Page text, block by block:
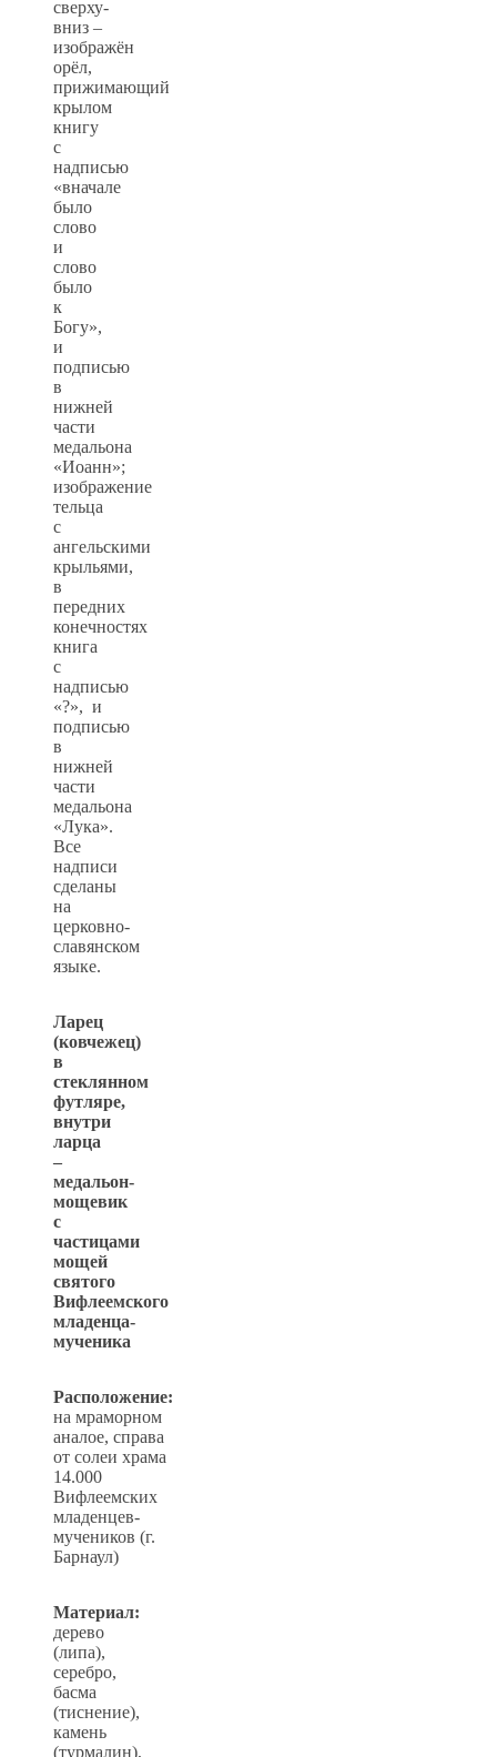
сверху-
вниз –
изображён
орёл,
прижимающий
крылом
книгу
с
надписью
«вначале
было
слово
и
слово
было
к
Богу»,
и
подписью
в
нижней
части
медальона
«Иоанн»;
изображение
тельца
с
ангельскими
крыльями,
в
передних
конечностях
книга
с
надписью
«?», и
подписью
в
нижней
части
медальона
«Лука».
Все
надписи
сделаны
на
церковно-
славянском
языке.
Ларец
(ковчежец)
в
стеклянном
футляре,
внутри
ларца
–
медальон-
мощевик
с
частицами
мощей
святого
Вифлеемского
младенца-
мученика
Расположение:
на мраморном
аналое, справа
от солеи храма
14.000
Вифлеемских
младенцев-
мучеников (г.
Барнаул)
Материал:
дерево
(липа),
серебро,
басма
(тиснение),
камень
(турмалин),